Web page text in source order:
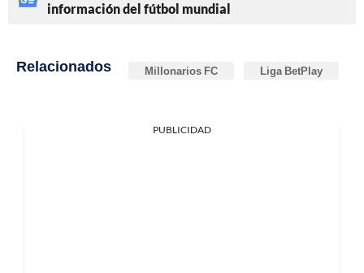
información del fútbol mundial
Relacionados Millonarios FC Liga BetPlay
PUBLICIDAD